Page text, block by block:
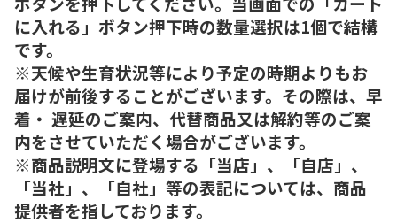
に入れる」ボタン押下時の数量選択は1個で結構
です。
※天候や生育状況等により予定の時期よりもお
届けが前後することがございます。その際は、早
着・ 遅延のご案内、代替商品又は解約等のご案
内をさせていただく場合がございます。
※商品説明文に登場する「当店」、「自店」、
「当社」、「自社」等の表記については、商品
提供者を指しております。